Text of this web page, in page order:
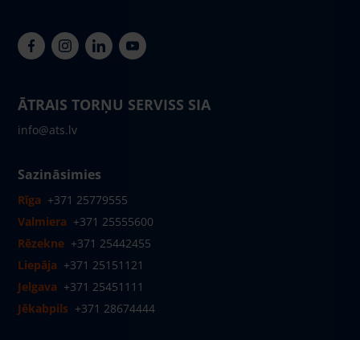
ĀTRAIS TORŅU SERVISS SIA
info@ats.lv
Sazināsimies
Rīga +371 25779555
Valmiera +371 25555600
Rēzekne +371 25442455
Liepāja +371 25151121
Jelgava +371 25451111
Jēkabpils +371 28674444